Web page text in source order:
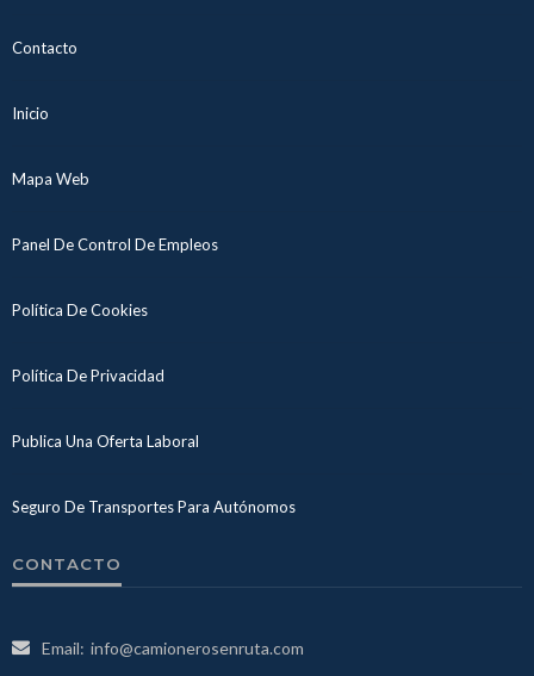
Contacto
Inicio
Mapa Web
Panel De Control De Empleos
Política De Cookies
Política De Privacidad
Publica Una Oferta Laboral
Seguro De Transportes Para Autónomos
CONTACTO
Email: info@camionerosenruta.com